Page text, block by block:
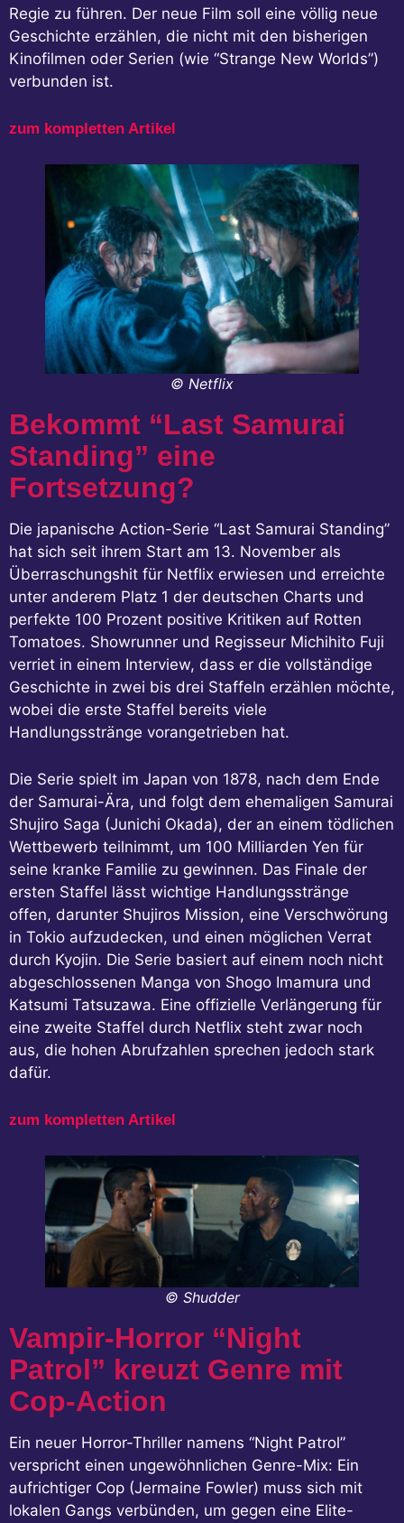
Regie zu führen. Der neue Film soll eine völlig neue
Geschichte erzählen, die nicht mit den bisherigen
Kinofilmen oder Serien (wie “Strange New Worlds”)
verbunden ist.
zum kompletten Artikel
© Netflix
Bekommt “Last Samurai
Standing” eine
Fortsetzung?
Die japanische Action-Serie “Last Samurai Standing”
hat sich seit ihrem Start am 13. November als
Überraschungshit für Netflix erwiesen und erreichte
unter anderem Platz 1 der deutschen Charts und
perfekte 100 Prozent positive Kritiken auf Rotten
Tomatoes. Showrunner und Regisseur Michihito Fuji
verriet in einem Interview, dass er die vollständige
Geschichte in zwei bis drei Staffeln erzählen möchte,
wobei die erste Staffel bereits viele
Handlungsstränge vorangetrieben hat.
Die Serie spielt im Japan von 1878, nach dem Ende
der Samurai-Ära, und folgt dem ehemaligen Samurai
Shujiro Saga (Junichi Okada), der an einem tödlichen
Wettbewerb teilnimmt, um 100 Milliarden Yen für
seine kranke Familie zu gewinnen. Das Finale der
ersten Staffel lässt wichtige Handlungsstränge
offen, darunter Shujiros Mission, eine Verschwörung
in Tokio aufzudecken, und einen möglichen Verrat
durch Kyojin. Die Serie basiert auf einem noch nicht
abgeschlossenen Manga von Shogo Imamura und
Katsumi Tatsuzawa. Eine offizielle Verlängerung für
eine zweite Staffel durch Netflix steht zwar noch
aus, die hohen Abrufzahlen sprechen jedoch stark
dafür.
zum kompletten Artikel
© Shudder
Vampir-Horror “Night
Patrol” kreuzt Genre mit
Cop-Action
Ein neuer Horror-Thriller namens “Night Patrol”
verspricht einen ungewöhnlichen Genre-Mix: Ein
aufrichtiger Cop (Jermaine Fowler) muss sich mit
lokalen Gangs verbünden, um gegen eine Elite-